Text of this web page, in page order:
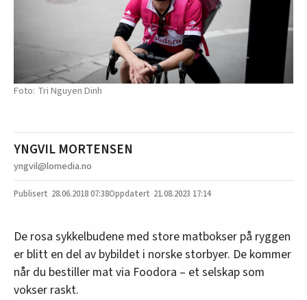
Tri Nguyen Dinh
YNGVIL MORTENSEN
yngvil@lomedia.no
28.06.201807:38 21.08.2023 17:14
De rosa sykkelbudene med store matbokser på ryggen
er blitt en del av bybildet i norske storbyer. De kommer
når du bestiller mat via Foodora – et selskap som
vokser raskt.